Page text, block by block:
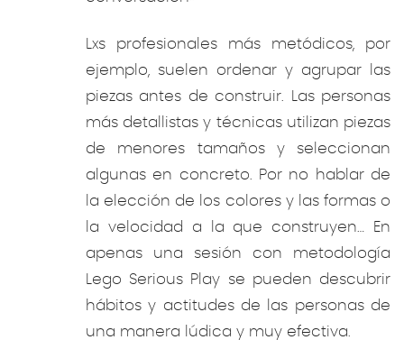
Lxs profesionales más metódicos, por
ejemplo, suelen ordenar y agrupar las
piezas antes de construir. Las personas
más detallistas y técnicas utilizan piezas
de menores tamaños y seleccionan
algunas en concreto. Por no hablar de
la elección de los colores y las formas o
la velocidad a la que construyen… En
apenas una sesión con metodología
Lego Serious Play se pueden descubrir
hábitos y actitudes de las personas de
una manera lúdica y muy efectiva.